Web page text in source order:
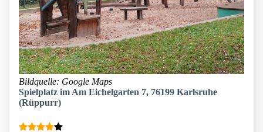
Bildquelle: Google Maps
Spielplatz im Am Eichelgarten 7, 76199 Karlsruhe
(Rüppurr)